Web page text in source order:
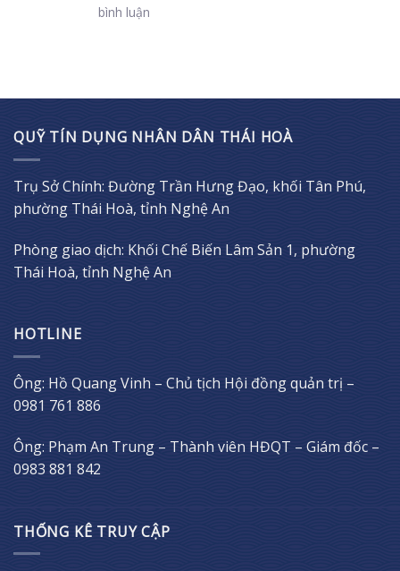
bình luận
QUỸ TÍN DỤNG NHÂN DÂN THÁI HOÀ
Trụ Sở Chính: Đường Trần Hưng Đạo, khối Tân Phú,
phường Thái Hoà, tỉnh Nghệ An
Phòng giao dịch: Khối Chế Biến Lâm Sản 1, phường
Thái Hoà, tỉnh Nghệ An
HOTLINE
Ông: Hồ Quang Vinh – Chủ tịch Hội đồng quản trị –
0981 761 886
Ông: Phạm An Trung – Thành viên HĐQT – Giám đốc –
0983 881 842
THỐNG KÊ TRUY CẬP